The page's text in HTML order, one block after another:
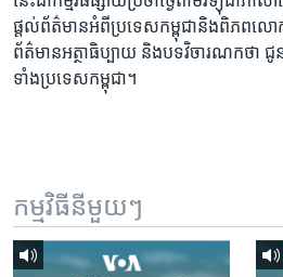
ស្វែង​
ផ្តល់​ព័ត៌មាន​អំពី​ប្រទេស​កម្ពុជា​និង​ពិភព​ល
ព័ត៌មាន​អត្ថា​ធិប្បាយ​ និង​បទ​​វិចារណកថា​ ជូ
ទាំង​ប្រទេស​កម្ពុជា។
កម្មវិធី​នីមួយៗ